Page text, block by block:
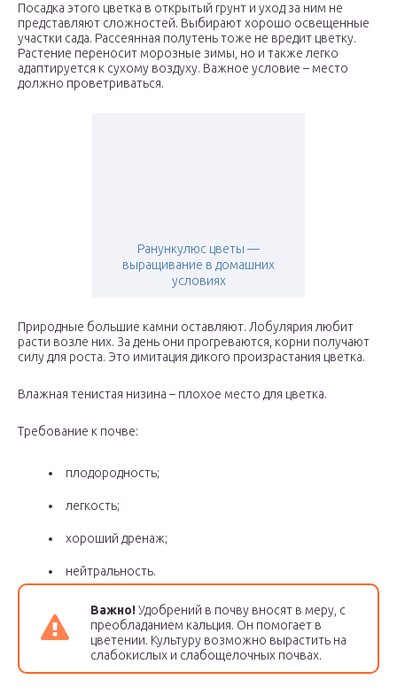
Посадка этого цветка в открытый грунт и уход за ним не
представляют сложностей. Выбирают хорошо освещенные
участки сада. Рассеянная полутень тоже не вредит цветку.
Растение переносит морозные зимы, но и также легко
адаптируется к сухому воздуху. Важное условие – место
должно проветриваться.
Ранункулюс цветы —
выращивание в домашних
условиях
Природные большие камни оставляют. Лобулярия любит
расти возле них. За день они прогреваются, корни получают
силу для роста. Это имитация дикого произрастания цветка.
Влажная тенистая низина – плохое место для цветка.
Требование к почве:
плодородность;
легкость;
хороший дренаж;
нейтральность.
Важно!Удобрений в почву вносят в меру, с
преобладанием кальция. Он помогает в
цветении. Культуру возможно вырастить на
слабокислых и слабощелочных почвах.